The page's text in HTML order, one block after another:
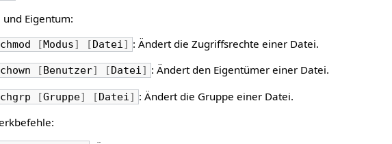
und Eigentum:
chmod [Modus] [Datei] : Ändert die Zugriffsrechte einer Datei.
chown [ Benutzer] [ Datei] : Ändert den Eigentümer einer Datei.
chgrp [Gruppe] [Datei] : Ändert die Gruppe einer Datei.